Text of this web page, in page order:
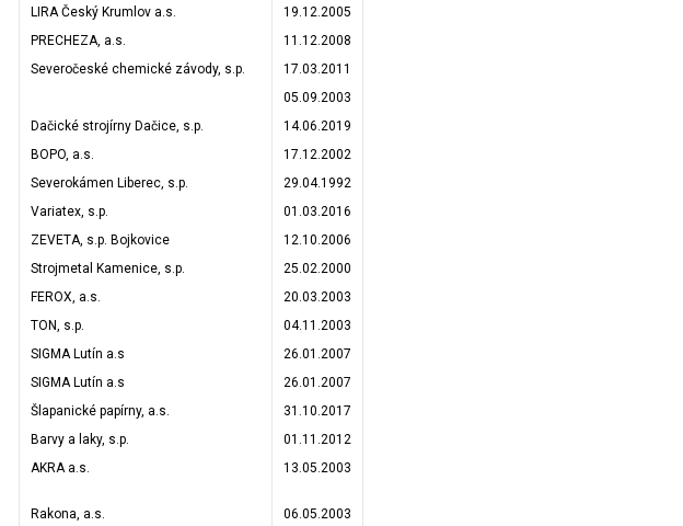
LIRA Český Krumlov a.s.
19.12.2005
PRECHEZA, a.s.
11.12.2008
Severočeské chemické závody, s.p.
17.03.2011
05.09.2003
Dačické strojírny Dačice, s.p.
14.06.2019
BOPO, a.s.
17.12.2002
Severokámen Liberec, s.p.
29.04.1992
Variatex, s.p.
01.03.2016
ZEVETA, s.p. Bojkovice
12.10.2006
Strojmetal Kamenice, s.p.
25.02.2000
FEROX, a.s.
20.03.2003
TON, s.p.
04.11.2003
SIGMA Lutín a.s
26.01.2007
SIGMA Lutín a.s
26.01.2007
Šlapanické papírny, a.s.
31.10.2017
Barvy a laky, s.p.
01.11.2012
AKRA a.s. 13.05.2003
Rakona, a.s.
06.05.2003